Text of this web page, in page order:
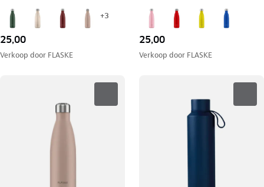
+3
25,00
Verkoop door FLASKE
25,00
Verkoop door FLASKE